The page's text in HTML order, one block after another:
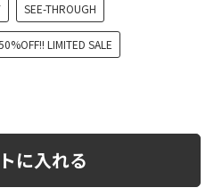
SEE-THROUGH
LIMITED SALE
に入れる